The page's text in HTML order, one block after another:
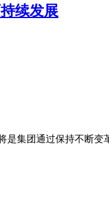
续发展
集团通过保持不断